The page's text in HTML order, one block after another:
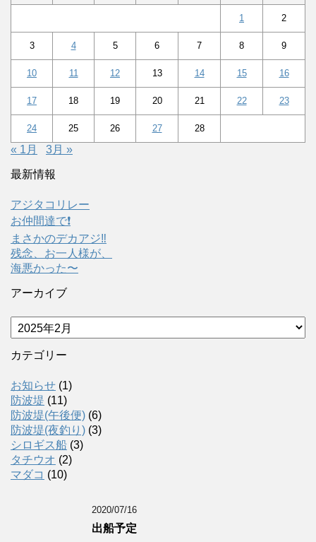
1 2
3 4 5 6 7 8 9
10 11 12 13 14 15 16
17 18 19 20 21 22 23
24 25 26 27 28
« 1月 3月 »
最新情報
アジタコリレー
お仲間達で❗️
まさかのデカアジ‼️
残念、お一人様が、
海悪かった〜
アーカイブ
ア
ー
カ
ブ
カテゴリー
お知らせ (1)
防波堤 (11)
防波堤(午後便) (6)
防波堤(夜釣り) (3)
シロギス船 (3)
タチウオ (2)
マダコ (10)
2020/07/16
出船予定